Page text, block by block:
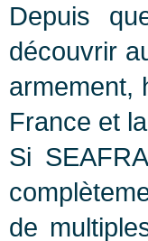
Depuis
découvrir
armement,
France et
Si
de